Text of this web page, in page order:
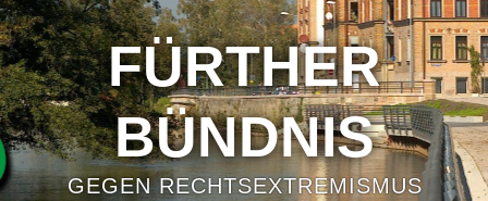
FÜRTHER
BÜNDNIS
GEGEN RECHTSEXTREMISMUS